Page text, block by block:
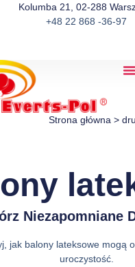
Kolumba 21, 02-288
+48 22 868 -36-97
Strona główna >
Niezapomniane
jak balony lateksowe mogą
uroczystość.